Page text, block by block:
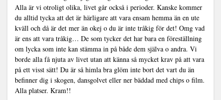
Alla är vi otroligt olika, livet går också i perioder. Kanske kommer
du alltid tycka att det är härligare att vara ensam hemma än en ute
kväll och då är det mer än okej o du är inte tråkig för det! Omg vad
är ens att vara tråkig… De som tycker det har bara en föreställning
om lycka som inte kan stämma in på både dem själva o andra. Vi
borde alla få njuta av livet utan att känna så mycket krav på att vara
på ett visst sätt! Du är så himla bra glöm inte bort det vart du än
befinner dig i skogen, dansgolvet eller ner bäddad med chips o film.
Alla platser. Kram!!